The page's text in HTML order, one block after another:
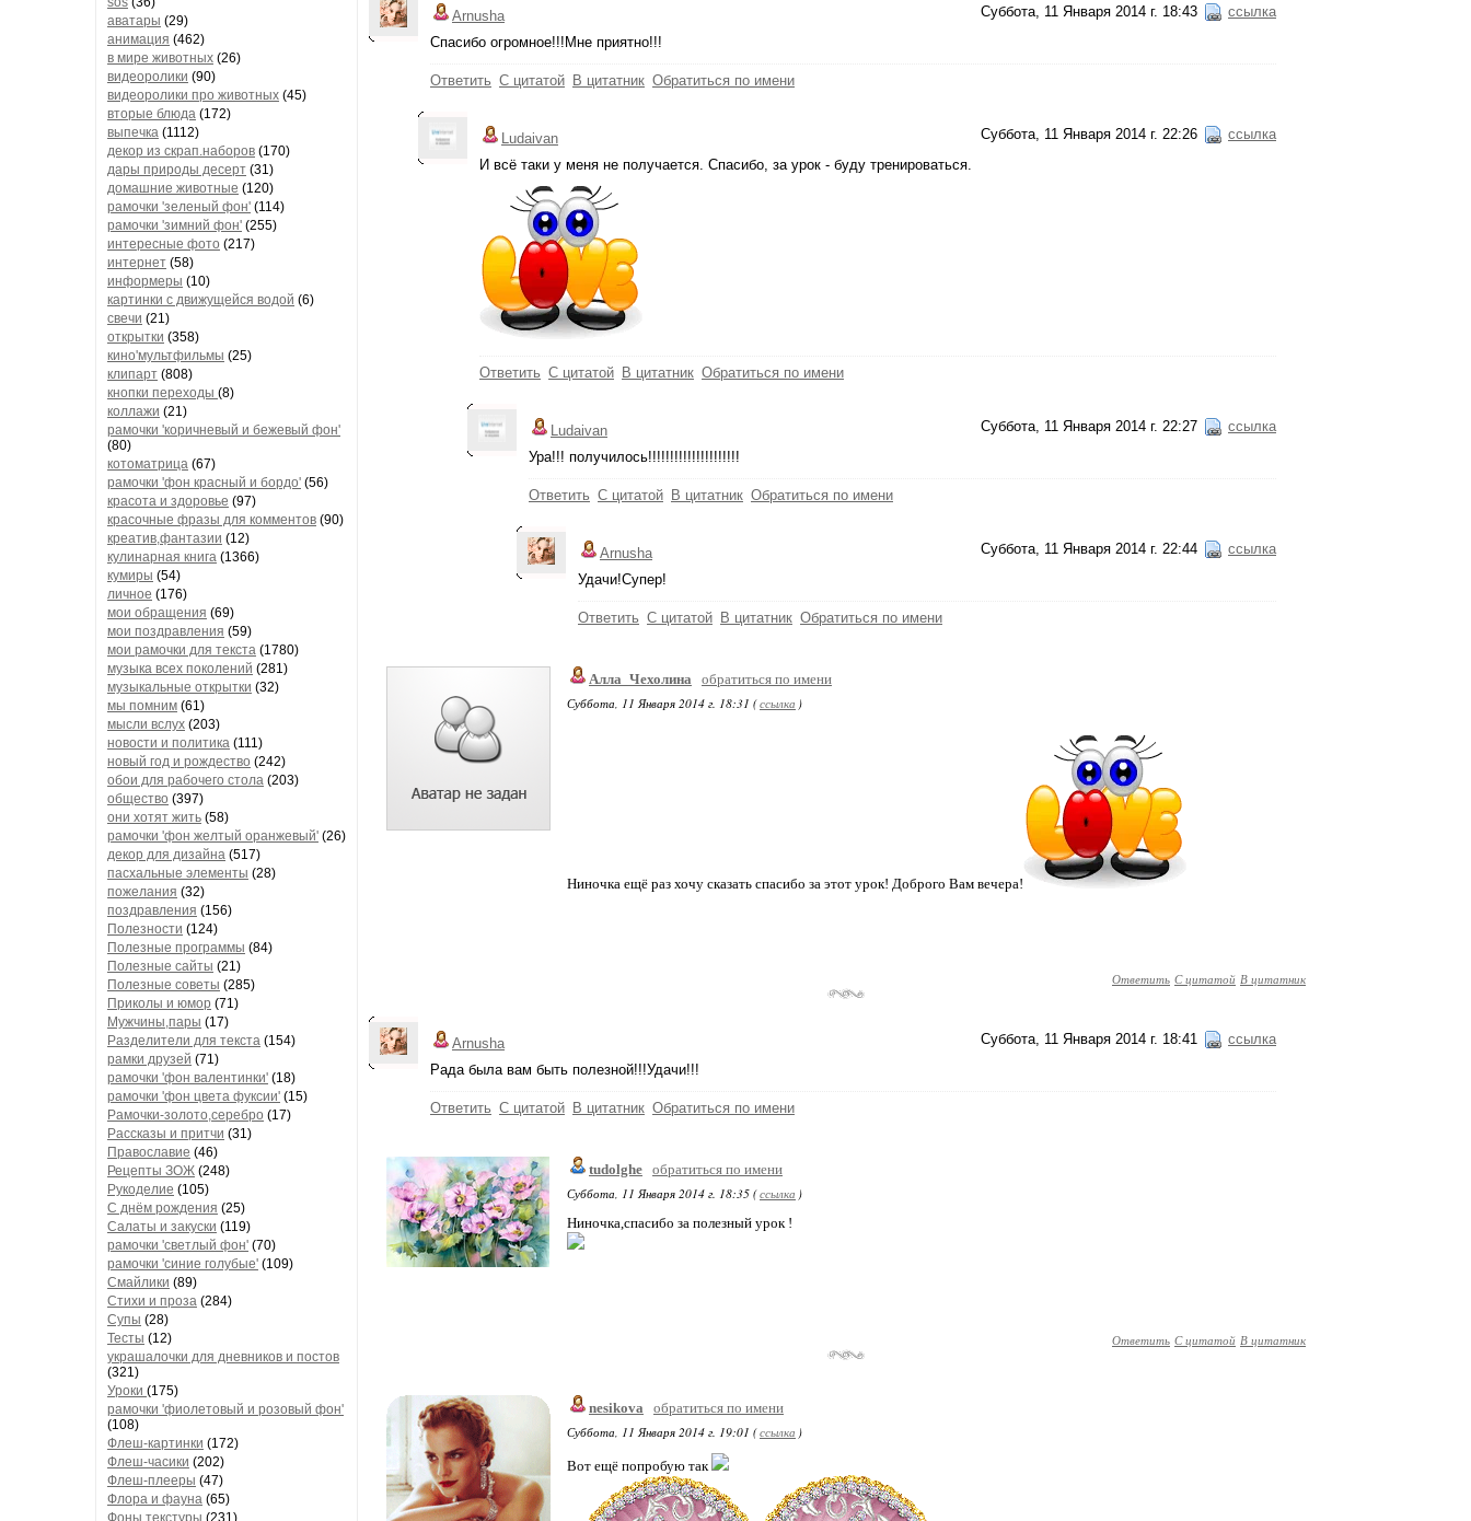
аватары (29)
анимация (462)
в мире животных (26)
видеоролики (90)
видеоролики про животных (45)
вторые блюда (172)
выпечка (1112)
декор из скрап.наборов (170)
дары природы десерт (31)
домашние животные (120)
рамочки 'зеленый фон' (114)
рамочки 'зимний фон' (255)
интересные фото (217)
интернет (58)
информеры (10)
картинки с движущейся водой (6)
свечи (21)
открытки (358)
кино'мультфильмы (25)
клипарт (808)
кнопки переходы (8)
коллажи (21)
рамочки 'коричневый и бежевый фон'
(80)
котоматрица (67)
рамочки 'фон красный и бордо' (56)
красота и здоровье (97)
красочные фразы для комментов (90)
креатив,фантазии (12)
кулинарная книга (1366)
кумиры (54)
личное (176)
мои обращения (69)
мои поздравления (59)
мои рамочки для текста (1780)
музыка всех поколений (281)
музыкальные открытки (32)
мы помним (61)
мысли вслух (203)
новости и политика (111)
новый год и рождество (242)
обои для рабочего стола (203)
общество (397)
они хотят жить (58)
рамочки 'фон желтый оранжевый' (26)
декор для дизайна (517)
пасхальные элементы (28)
пожелания (32)
поздравления (156)
Полезности (124)
Полезные программы (84)
Полезные сайты (21)
Полезные советы (285)
Приколы и юмор (71)
Мужчины,пары (17)
Разделители для текста (154)
рамки друзей (71)
рамочки 'фон валентинки' (18)
рамочки 'фон цвета фуксии' (15)
Рамочки-золото,серебро (17)
Рассказы и притчи (31)
Православие (46)
Рецепты ЗОЖ (248)
Рукоделие (105)
С днём рождения (25)
Салаты и закуски (119)
рамочки 'светлый фон' (70)
рамочки 'синие голубые' (109)
Смайлики (89)
Стихи и проза (284)
Супы (28)
Тесты (12)
украшалочки для дневников и постов
(321)
Уроки (175)
рамочки 'фиолетовый и розовый фон'
(108)
Флеш-картинки (172)
Флеш-часики (202)
Флеш-плееры (47)
Флора и фауна (65)
Фоны текстуры (231)
Суббота, 11 Января 2014 г. 18:43 ссылка
Arnusha
Спасибо огромное!!!Мне приятно!!!
Ответить С цитатой В цитатник Обратиться по имени
Суббота, 11 Января 2014 г. 22:26 ссылка
Ludaivan
И всё таки у меня не получается. Спасибо, за урок - буду тренироваться.
Ответить С цитатой В цитатник Обратиться по имени
Суббота, 11 Января 2014 г. 22:27 ссылка
Ludaivan
Ура!!! получилось!!!!!!!!!!!!!!!!!!!!!
Ответить С цитатой В цитатник Обратиться по имени
Суббота, 11 Января 2014 г. 22:44 ссылка
Arnusha
Удачи!Супер!
Ответить С цитатой В цитатник Обратиться по имени
Алла_Чехолина
обратиться по имени
Суббота, 11 Января 2014 г. 18:31 (ссылка )
Ниночка ещё раз хочу сказать спасибо за этот урок! Доброго Вам вечера!
Ответить С цитатой В цитатник
Суббота, 11 Января 2014 г. 18:41 ссылка
Arnusha
Рада была вам быть полезной!!!Удачи!!!
Ответить С цитатой В цитатник Обратиться по имени
tudolghe обратиться по имени
Суббота, 11 Января 2014 г. 18:35 (ссылка )
Ниночка,cпасибо за полезный урок !
Ответить С цитатой В цитатник
nesikova
обратиться по имени
Суббота, 11 Января 2014 г. 19:01 (ссылка )
Вот ещё попробую так